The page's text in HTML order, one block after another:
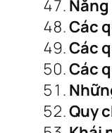
Các
Các
Các
Quy